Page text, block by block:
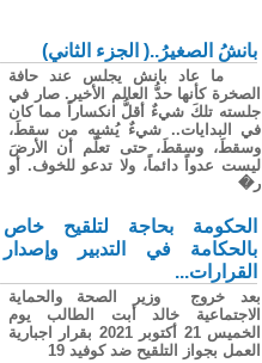
بانشُ الصغيرُ..( الجزء الثاني)
ما عاد بانش يجلس عند حافة
الصخرة كأنها حدُّ العالم الأخير. صار في
جلسته تلكَ شيءٌ أقلُّ انكساراً مما كان
في البدايات.. شيءٌ يُشبِه من سقطَ،
وسقطَ، وسقطَ، حتى تعلّم أن الأرضَ
ليست عدواً دائماً، ولا تدعو للخوف. أو
ر�
الحكومة بحاجة لتلقيح خاص
بالحكامة في التدبير وإصدار
القرارات...
بعد خروج وزير الصحة والحماية
الاجتماعية خالد أبت الطالب يوم
الخميس 21 أكتوبر 2021 بقرار اجبارية
العمل بجواز التلقيح ضد كوفيد 19